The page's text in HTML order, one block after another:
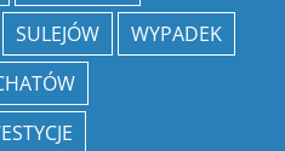
SULEJÓW
WYPADEK